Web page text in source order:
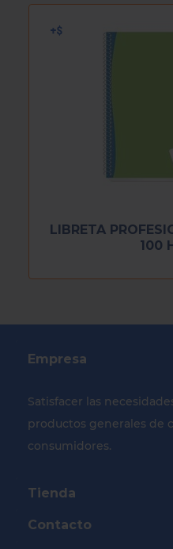
LIBRETA
100
Empresa
Satisfacer las
productos generales de
consumidores.
Tienda
Contacto